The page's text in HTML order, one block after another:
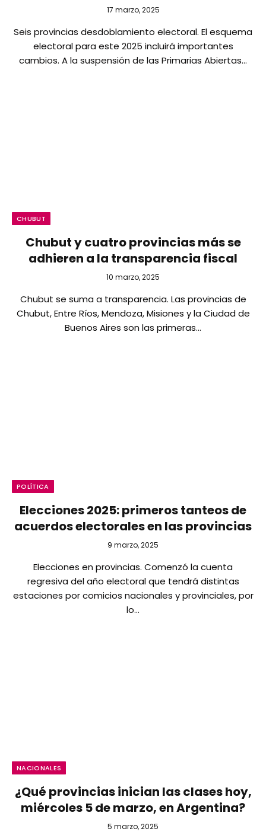
17 marzo, 2025
Seis provincias desdoblamiento electoral. El esquema
electoral para este 2025 incluirá importantes
cambios. A la suspensión de las Primarias Abiertas…
CHUBUT
Chubut y cuatro provincias más se
adhieren a la transparencia fiscal
10 marzo, 2025
Chubut se suma a transparencia. Las provincias de
Chubut, Entre Ríos, Mendoza, Misiones y la Ciudad de
Buenos Aires son las primeras…
POLÍTICA
Elecciones 2025: primeros tanteos de
acuerdos electorales en las provincias
9 marzo, 2025
Elecciones en provincias. Comenzó la cuenta
regresiva del año electoral que tendrá distintas
estaciones por comicios nacionales y provinciales, por
lo…
NACIONALES
¿Qué provincias inician las clases hoy,
miércoles 5 de marzo, en Argentina?
5 marzo, 2025